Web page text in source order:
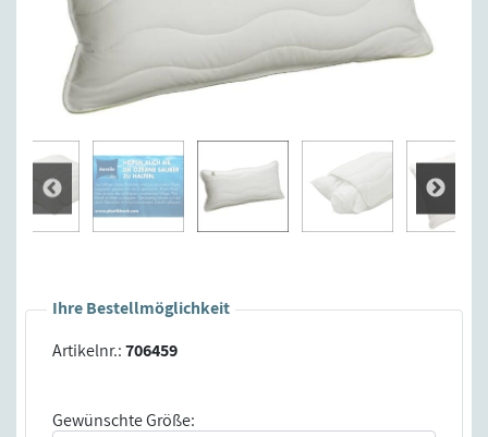
Ihre Bestellmöglichkeit
Artikelnr.:706459
Gewünschte Größe: